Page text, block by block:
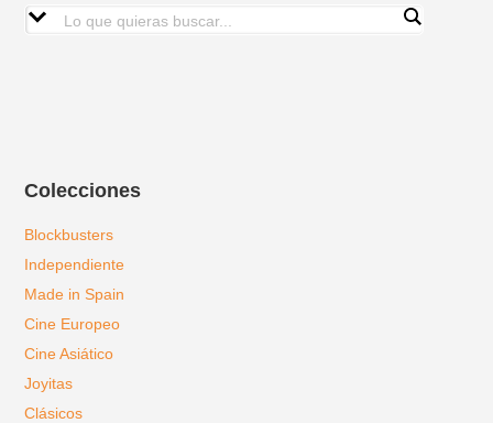
Colecciones
Blockbusters
Independiente
Made in Spain
Cine Europeo
Cine Asiático
Joyitas
Clásicos